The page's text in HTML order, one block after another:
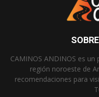
CAMINOS ANDINOS es
región noroeste de
recomendaciones para